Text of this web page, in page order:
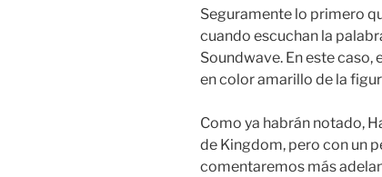
Seguramente lo primero
cuando escuchan la
Soundwave. En este caso,
en color amarillo de la
Como ya habrán notado,
de Kingdom, pero con un
comentaremos más